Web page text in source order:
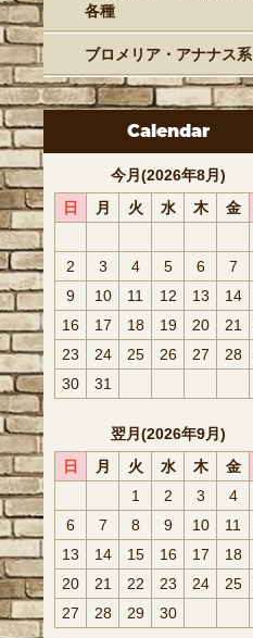
各種
ブロメリア・アナナス系
Calendar
今月(2026年8月)
日
月 火 水 木 金
2
3 4 5 6 7
9
10 11 12 13 14
16
17 18 19 20 21
23
24 25 26 27 28
30
31
翌月(2026年9月)
日
月 火 水 木 金
1
2 3 4
6
7 8 9 10 11
13
14 15 16 17 18
20
21 22 23 24 25
27
28 29 30